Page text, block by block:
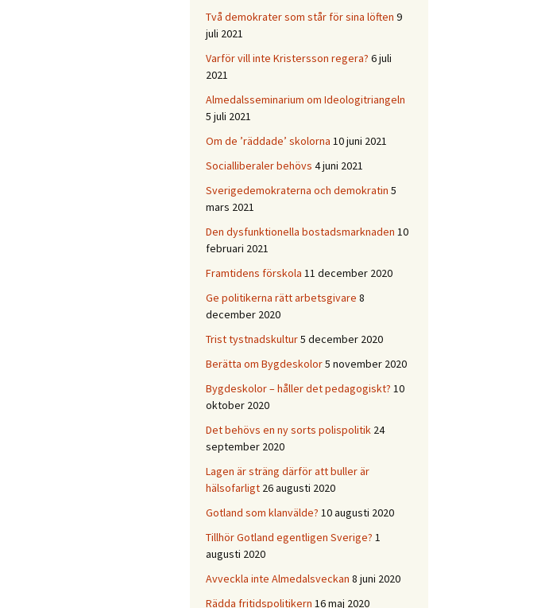
Två demokrater som står för sina löften 9
juli 2021
Varför vill inte Kristersson regera? 6 juli
2021
Almedalsseminarium om Ideologitriangeln
5 juli 2021
Om de ’räddade’ skolorna 10 juni 2021
Socialliberaler behövs 4 juni 2021
Sverigedemokraterna och demokratin 5
mars 2021
Den dysfunktionella bostadsmarknaden 10
februari 2021
Framtidens förskola 11 december 2020
Ge politikerna rätt arbetsgivare 8
december 2020
Trist tystnadskultur5 december 2020
Berätta om Bygdeskolor5 november 2020
Bygdeskolor – håller det pedagogiskt? 10
oktober 2020
Det behövs en ny sorts polispolitik 24
september 2020
Lagen är sträng därför att buller är
hälsofarligt 26 augusti 2020
Gotland som klanvälde? 10 augusti 2020
Tillhör Gotland egentligen Sverige? 1
augusti 2020
Avveckla inte Almedalsveckan 8 juni 2020
Rädda fritidspolitikern 16 maj 2020